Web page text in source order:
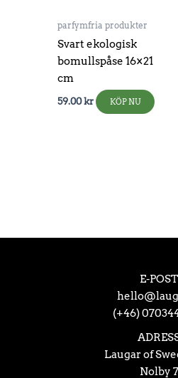
parfymfria produkter
Svart ekologisk
bomullspåse 16×21
cm
59.00kr KÖP NU
E-POST
(+46)
Laugar of
Nolby 7